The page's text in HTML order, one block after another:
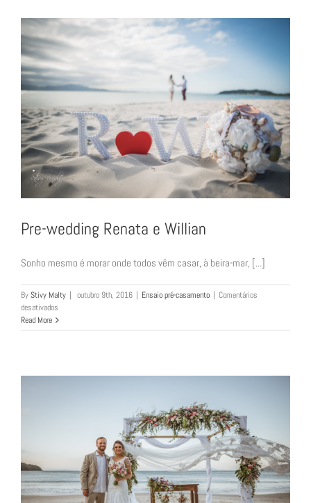
Pre-wedding Renata e Willian
Sonho mesmo é morar onde todos vêm casar, à beira-mar, [...]
ByStivy Malty | outubro 9th, 2016 | Ensaio pré-casamento | Comentários
desativados
Pre-
wedding
Read More